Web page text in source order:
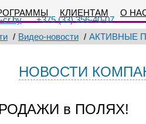
КЛИЕНТАМ О
cr.by +375 (33) 356-40-07
/ Видео-новости / АКТИВНЫЕ
НОВОСТИ
в ПОЛЯХ!